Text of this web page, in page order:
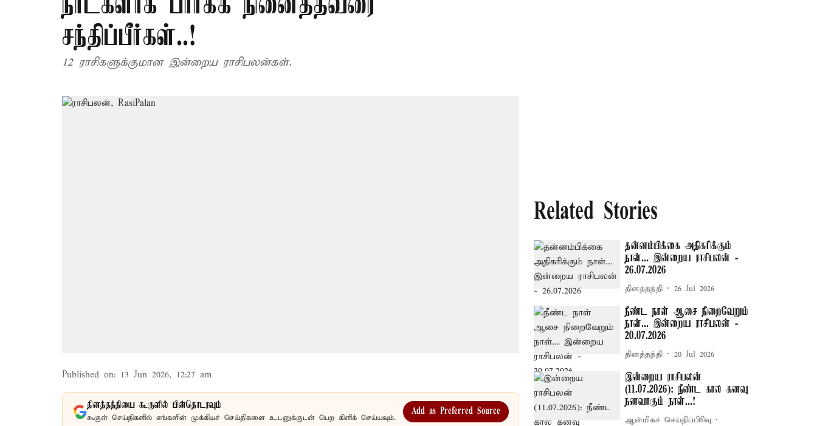
சந்திப்பீர்கள்..!
12 ராசிகளுக்குமான இன்றைய ராசிபலன்கள்.
Published on: 13 Jun 2026, 12:27 am
தினத்தந்தியை கூகுளில் பின்தொடரவும்
கூகுள் செய்திகளில் எங்களின் முக்கியச் செய்திகளை உடனுக்குடன் பெற கிளிக் செய்யவும்.
Add as Preferred Source
Related Stories
தன்னம்பிக்கை அதிகரிக்கும்
நாள்... இன்றைய ராசிபலன் -
26.07.2026
தினத்தந்தி 26 Jul 2026
நீண்ட நாள் ஆசை நிறைவேறும்
நாள்... இன்றைய ராசிபலன் -
20.07.2026
தினத்தந்தி 20 Jul 2026
இன்றைய ராசிபலன்
(11.07.2026): நீண்ட கால கனவு
நனவாகும் நாள்...!
ஆன்மிகச் செய்திப்பிரிவு